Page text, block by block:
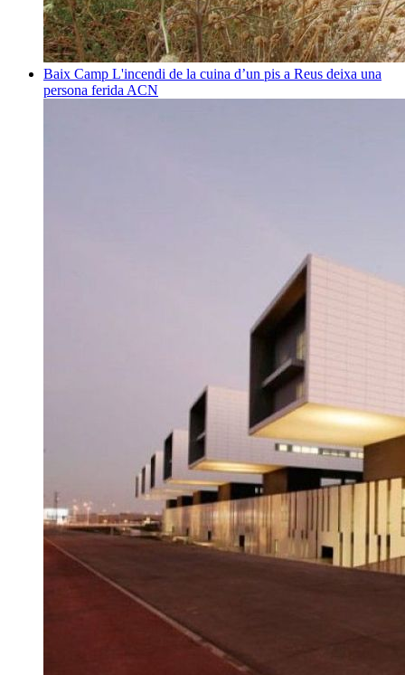
Baix Camp L'incendi de la cuina d’un pis a Reus deixa una
persona ferida ACN